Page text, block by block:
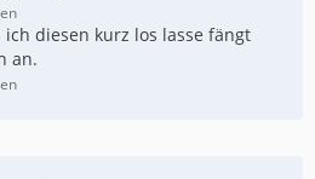
ich diesen kurz los lasse fängt
an.